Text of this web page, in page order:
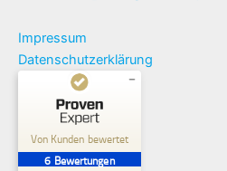
Impressum
Datenschutzerklärung
Von Kunden bewertet
6 Bewertungen
Kundenbewertungen und Erfahrungen zu
Kfz-Sachverständigenbüro Joachim Jahn
SEHR GUT